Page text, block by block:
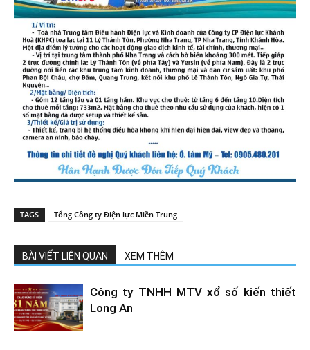
TAGS Tổng Công ty Điện lực Miền Trung
BÀI VIẾT LIÊN QUAN XEM THÊM
Công ty TNHH MTV xổ số kiến thiết
Long An